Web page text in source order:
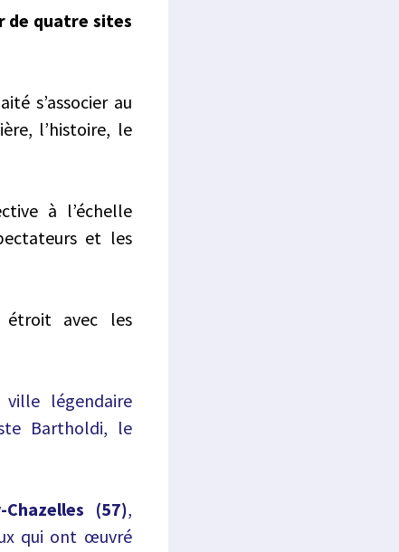
de quatre sites
s’associer au
l’histoire, le
à l’échelle
et les
étroit avec les
ville légendaire
Bartholdi, le
(57),
qui ont œuvré